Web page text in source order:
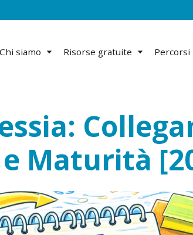
Chi siamo Risorse gratuite Percorsi
Maturità